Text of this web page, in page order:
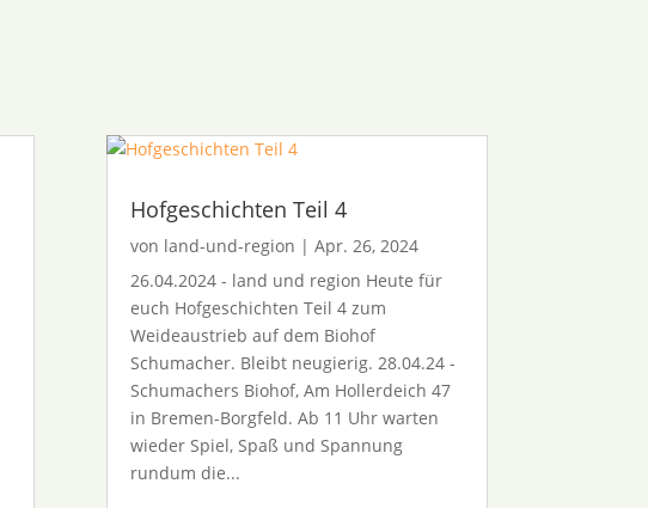
Hofgeschichten Teil 4
von land-und-region | Apr. 26, 2024
26.04.2024 - land und region Heute für
euch Hofgeschichten Teil 4 zum
Weideaustrieb auf dem Biohof
Schumacher. Bleibt neugierig. 28.04.24 -
Schumachers Biohof, Am Hollerdeich 47
in Bremen-Borgfeld. Ab 11 Uhr warten
wieder Spiel, Spaß und Spannung
rundum die...